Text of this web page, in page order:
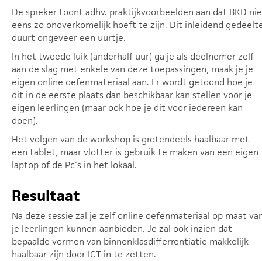
De spreker toont adhv. praktijkvoorbeelden aan dat BKD
eens zo onoverkomelijk hoeft te zijn. Dit inleidend
duurt ongeveer een uurtje.
In het tweede luik (anderhalf uur) ga je als deelnemer zelf
aan de slag met enkele van deze toepassingen, maak je je
eigen online oefenmateriaal aan. Er wordt getoond hoe je
dit in de eerste plaats dan beschikbaar kan stellen voor je
eigen leerlingen (maar ook hoe je dit voor iedereen kan
doen).
Het volgen van de workshop is grotendeels haalbaar met
een tablet, maarvlotter is gebruik te maken van een eigen
laptop of de Pc's in het lokaal.
Resultaat
Na deze sessie zal je zelf online oefenmateriaal op maat
je leerlingen kunnen aanbieden. Je zal ook inzien dat
bepaalde vormen van binnenklasdifferrentiatie makkelijk
haalbaar zijn door ICT in te zetten.